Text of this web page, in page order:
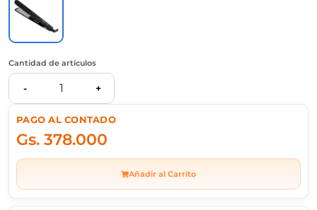
PAGO AL CONTADO
Gs. 378.000
Añadir al Carrito
Cantidad de artículos
- 1 +